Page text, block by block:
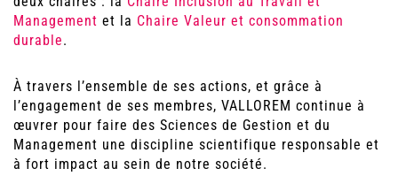
Management et la Chaire Valeur et consommation
durable.
À travers l’ensemble de ses actions, et grâce à
l’engagement de ses membres, VALLOREM continue à
œuvrer pour faire des Sciences de Gestion et du
Management une discipline scientifique responsable et
à fort impact au sein de notre société.